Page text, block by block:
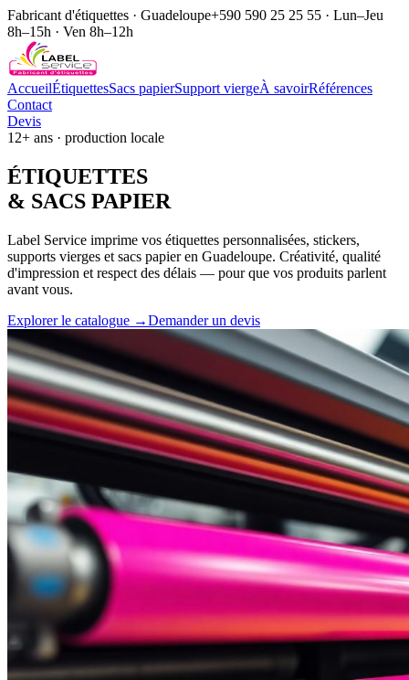
Fabricant d'étiquettes · Guadeloupe+590 590 25 25 55 · Lun–Jeu
8h–15h · Ven 8h–12h
AccueilÉtiquettesSacs papierSupport viergeÀ savoirRéférences
Contact
Devis
12+ ans · production locale
ÉTIQUETTES
& SACS PAPIER
Label Service imprime vos étiquettes personnalisées, stickers,
supports vierges et sacs papier en Guadeloupe. Créativité, qualité
d'impression et respect des délais — pour que vos produits parlent
avant vous.
Explorer le catalogue →Demander un devis